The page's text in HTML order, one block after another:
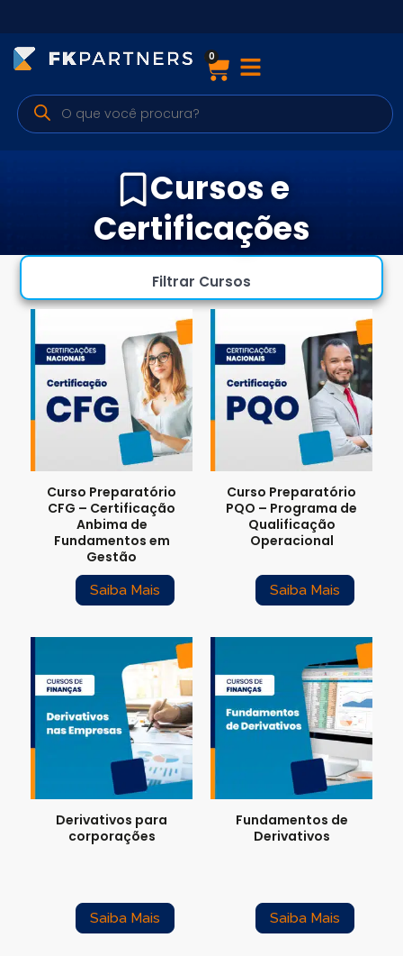
Cursos
Preparatórios Nacionais
Finanças & Edu. Continuada
Por atuação
Sobre nós
Para empresas
MINHA CONTA
PORTAL EAD
0
Cursos e
Certificações
Filtrar Cursos
Curso Preparatório
CFG – Certificação
Anbima de
Fundamentos em
Gestão
Saiba Mais
Curso Preparatório
PQO – Programa de
Qualificação
Operacional
Saiba Mais
Derivativos para
corporações
Saiba Mais
Fundamentos de
Derivativos
Saiba Mais